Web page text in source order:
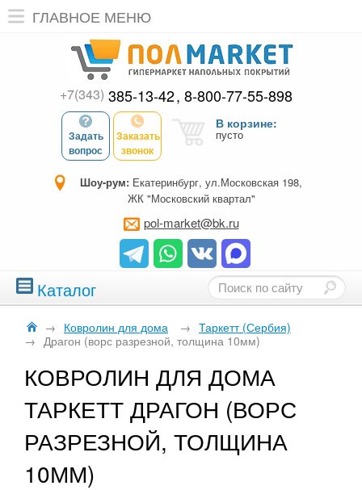
ГЛАВНОЕ МЕНЮ
+7(343) 385-13-42 8-800-77-55-898
Задать
вопрос
Заказать
звонок
В корзине:
пусто
Шоу-рум: Екатеринбург, ул.Московская 198,
ЖК "Московский квартал"
pol-market@bk.ru
Каталог
→ Ковролин для дома → Таркетт (Сербия)
→ Драгон (ворс разрезной, толщина 10мм)
КОВРОЛИН ДЛЯ ДОМА
ТАРКЕТТ ДРАГОН (ВОРС
РАЗРЕЗНОЙ, ТОЛЩИНА
10ММ)